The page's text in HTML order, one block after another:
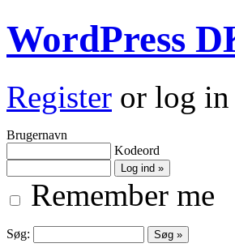
WordPress
Register or log
Brugernavn
Kodeord
Remember me
Søg: